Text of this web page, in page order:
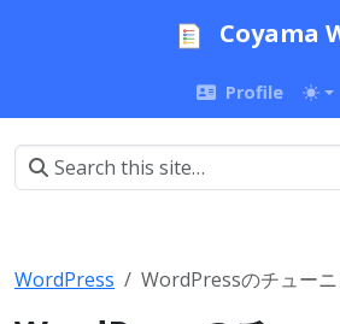
Coyama
Profile
WordPress WordPressのチュー